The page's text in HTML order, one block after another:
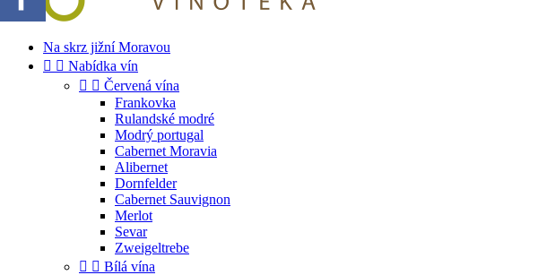
Na skrz jižní Moravou
  Nabídka vín
  Červená vína
Frankovka
Rulandské modré
Modrý portugal
Cabernet Moravia
Alibernet
Dornfelder
Cabernet Sauvignon
Merlot
Sevar
Zweigeltrebe
  Bílá vína